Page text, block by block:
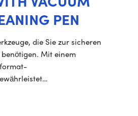
PEN
die Sie zur sicheren
Mit einem